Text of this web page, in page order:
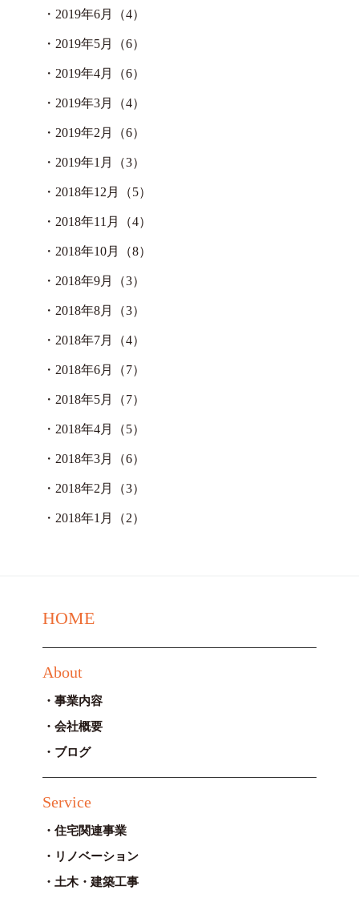
・ 2019年6月（4）
・ 2019年5月（6）
・ 2019年4月（6）
・ 2019年3月（4）
・ 2019年2月（6）
・ 2019年1月（3）
・ 2018年12月（5）
・ 2018年11月（4）
・ 2018年10月（8）
・ 2018年9月（3）
・ 2018年8月（3）
・ 2018年7月（4）
・ 2018年6月（7）
・ 2018年5月（7）
・ 2018年4月（5）
・ 2018年3月（6）
・ 2018年2月（3）
・ 2018年1月（2）
HOME
About
事業内容
会社概要
ブログ
Service
住宅関連事業
リノベーション
土木・建築工事